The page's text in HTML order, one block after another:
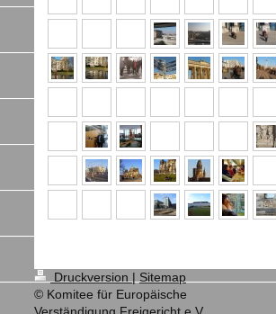
Druckversion | Sitemap
© Komitee für Europäische
Verständigung Freigericht e.V.